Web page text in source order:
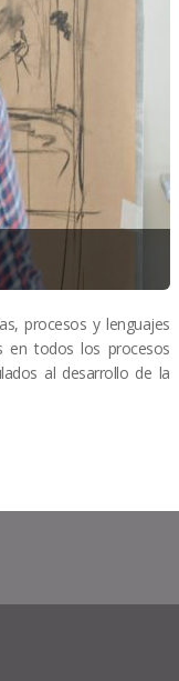
procesos y lenguajes
en todos los procesos
al desarrollo de la